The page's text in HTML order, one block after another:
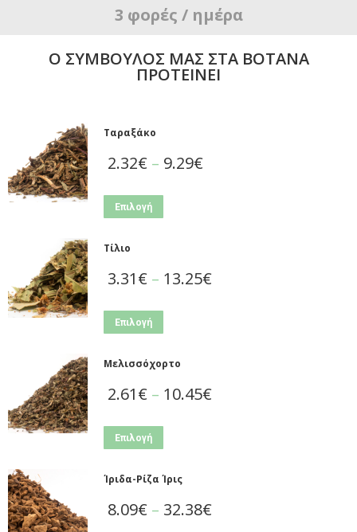
3 φορές / ημέρα
Ο ΣΥΜΒΟΥΛΟΣ ΜΑΣ ΣΤΑ ΒΟΤΑΝΑ
ΠΡΟΤΕΙΝΕΙ
Ταραξάκο
2.32€ – 9.29€
Επιλογή
Τίλιο
3.31€ – 13.25€
Επιλογή
Μελισσόχορτο
2.61€ – 10.45€
Επιλογή
Ίριδα-Ρίζα Ίρις
8.09€ – 32.38€